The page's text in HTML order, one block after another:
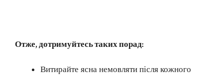
Отже, дотримуйтесь таких порад:
Витирайте ясна немовляти після кожного